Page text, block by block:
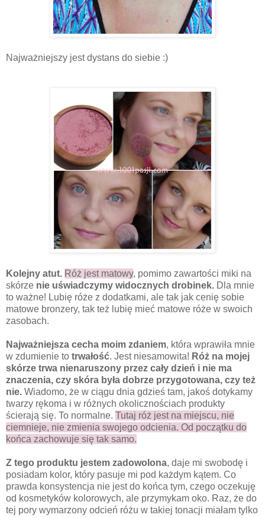
Najważniejszy jest dystans do siebie :)
Kolejny atut. Róż jest matowy, pomimo zawartości miki na
skórze nie uświadczymy widocznych drobinek. Dla mnie
to ważne! Lubię róże z dodatkami, ale tak jak cenię sobie
matowe bronzery, tak też lubię mieć matowe róże w swoich
zasobach.
Najważniejsza cecha moim zdaniem, która wprawiła mnie
w zdumienie to trwałość. Jest niesamowita! Róż na mojej
skórze trwa nienaruszony przez cały dzień i nie ma
znaczenia, czy skóra była dobrze przygotowana, czy też
nie. Wiadomo, że w ciągu dnia gdzieś tam, jakoś dotykamy
twarzy rękoma i w różnych okolicznościach produkty
ścierają się. To normalne. Tutaj róż jest na miejscu, nie
ciemnieje, nie zmienia swojego odcienia. Od początku do
końca zachowuje się tak samo.
Z tego produktu jestem zadowolona, daje mi swobodę i
posiadam kolor, który pasuje mi pod każdym kątem. Co
prawda konsystencja nie jest do końca tym, czego oczekuję
od kosmetyków kolorowych, ale przymykam oko. Raz, że do
tej pory wymarzony odcień różu w takiej tonacji miałam tylko